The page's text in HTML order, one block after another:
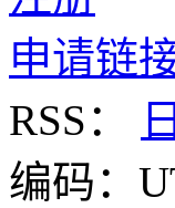
申请链
RSS：
编码：